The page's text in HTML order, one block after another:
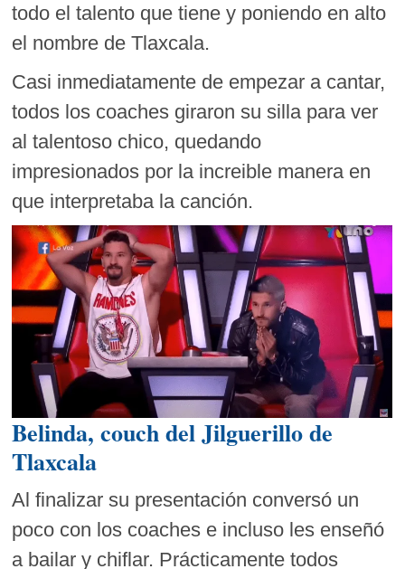
todo el talento que tiene y poniendo en alto
el nombre de Tlaxcala.
Casi inmediatamente de empezar a cantar,
todos los coaches giraron su silla para ver
al talentoso chico, quedando
impresionados por la increible manera en
que interpretaba la canción.
Belinda, couch del Jilguerillo de
Tlaxcala
Al finalizar su presentación conversó un
poco con los coaches e incluso les enseñó
a bailar y chiflar. Prácticamente todos